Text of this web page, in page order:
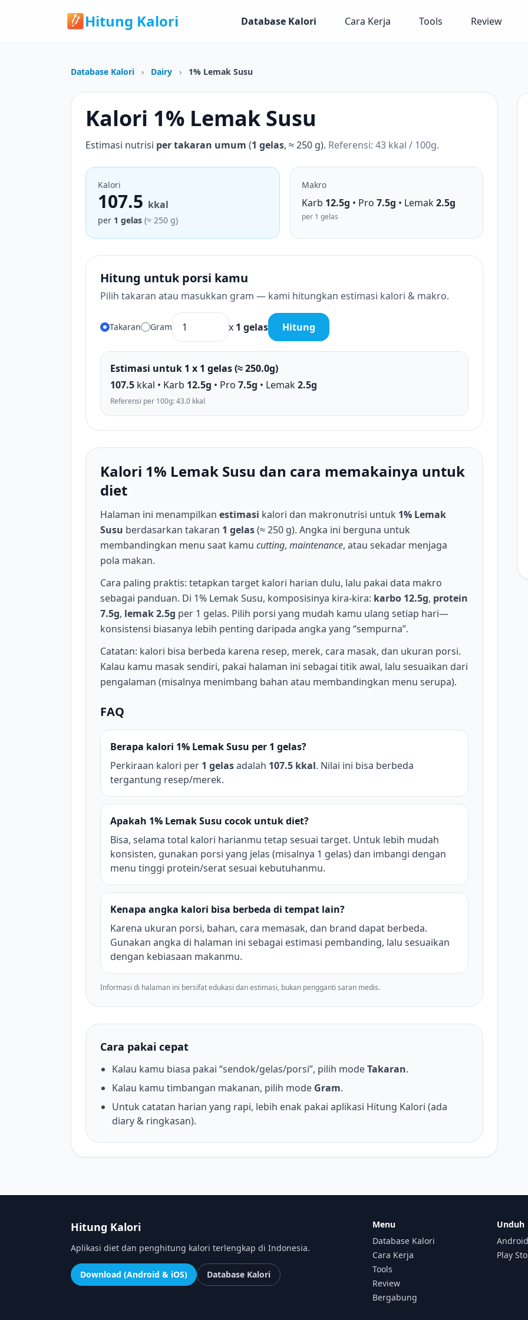
Hitung Kalori Database Kalori Cara Kerja Tools Review
Database Kalori › Dairy › 1% Lemak Susu
Kalori 1% Lemak Susu
Estimasi nutrisi per takaran umum (1 gelas, ≈ 250 g). Referensi: 43 kkal / 100g.
Kalori
107.5 kkal
per 1 gelas (≈ 250 g)
Makro
Karb 12.5g • Pro 7.5g • Lemak2.5g
per 1 gelas
Hitung untuk porsi kamu
Pilih takaran atau masukkan gram — kami hitungkan estimasi kalori & makro.
Takaran Gram x 1 gelas Hitung
Estimasi untuk 1 x 1 gelas (≈ 250.0g)
107.5 kkal • Karb 12.5g • Pro 7.5g • Lemak2.5g
Referensi per 100g: 43.0 kkal
Kalori 1% Lemak Susu dan cara memakainya untuk
diet
Halaman ini menampilkan estimasi kalori dan makronutrisi untuk 1% Lemak
Susu berdasarkan takaran 1 gelas(≈ 250 g). Angka ini berguna untuk
membandingkan menu saat kamu cutting, maintenance, atau sekadar menjaga
pola makan.
Cara paling praktis: tetapkan target kalori harian dulu, lalu pakai data makro
sebagai panduan. Di 1% Lemak Susu, komposisinya kira-kira: karbo 12.5g, protein
7.5g, lemak 2.5g per 1 gelas. Pilih porsi yang mudah kamu ulang setiap hari—
konsistensi biasanya lebih penting daripada angka yang “sempurna”.
Catatan: kalori bisa berbeda karena resep, merek, cara masak, dan ukuran porsi.
Kalau kamu masak sendiri, pakai halaman ini sebagai titik awal, lalu sesuaikan dari
pengalaman (misalnya menimbang bahan atau membandingkan menu serupa).
FAQ
Berapa kalori 1% Lemak Susu per 1 gelas?
Perkiraan kalori per 1 gelasadalah 107.5 kkal. Nilai ini bisa berbeda
tergantung resep/merek.
Apakah 1% Lemak Susu cocok untuk diet?
Bisa, selama total kalori harianmu tetap sesuai target. Untuk lebih mudah
konsisten, gunakan porsi yang jelas (misalnya 1 gelas) dan imbangi dengan
menu tinggi protein/serat sesuai kebutuhanmu.
Kenapa angka kalori bisa berbeda di tempat lain?
Karena ukuran porsi, bahan, cara memasak, dan brand dapat berbeda.
Gunakan angka di halaman ini sebagai estimasi pembanding, lalu sesuaikan
dengan kebiasaan makanmu.
Informasi di halaman ini bersifat edukasi dan estimasi, bukan pengganti saran medis.
Cara pakai cepat
Kalau kamu biasa pakai “sendok/gelas/porsi”, pilih modeTakaran.
Kalau kamu timbangan makanan, pilih mode Gram.
Untuk catatan harian yang rapi, lebih enak pakai aplikasi Hitung Kalori (ada
diary & ringkasan).
Hitung Kalori
Aplikasi diet dan penghitung kalori terlengkap di Indonesia.
Download (Android & iOS) Database Kalori
Menu
Database Kalori
Cara Kerja
Tools
Review
Bergabung
Unduh
Play